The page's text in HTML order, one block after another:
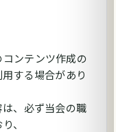
ンテンツ作成の
する場合があり
、必ず当会の職
、